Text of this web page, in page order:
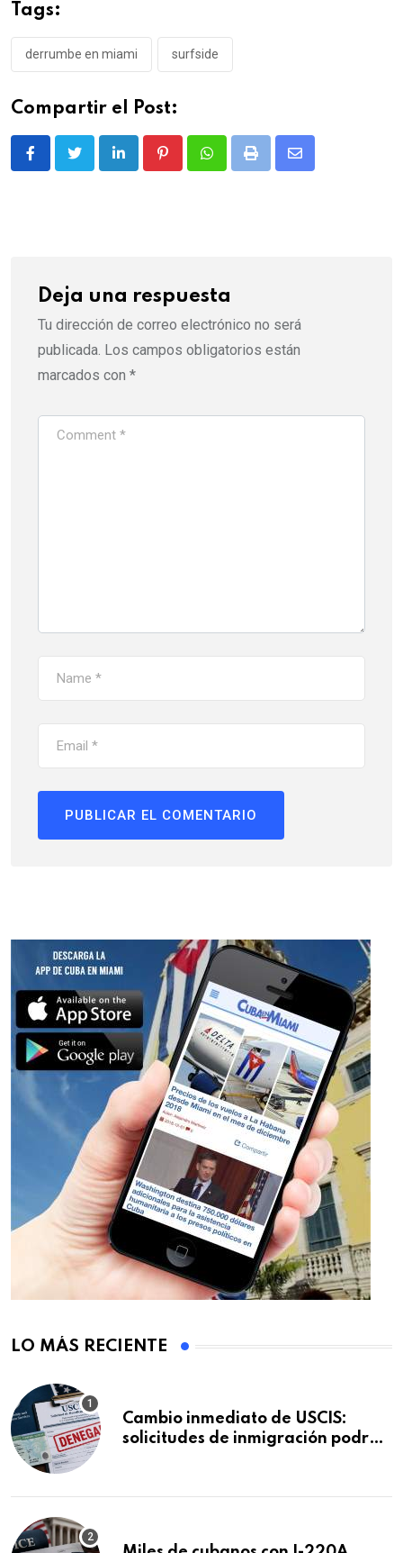
Tags:
derrumbe en miami surfside
Compartir el Post:
LinkedIn PinterestWhatsappPrint
Share
Deja una respuesta
Tu dirección de correo electrónico no será
publicada. Los campos obligatorios están
marcados con *
LO MÁS RECIENTE
Cambio inmediato de USCIS:
solicitudes de inmigración podrán